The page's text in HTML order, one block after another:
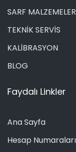
SARF
TEKNİK SERVİS
KALİBRASYON
BLOG
Faydalı Linkler
Ana Sayfa
Hesap Numaraları